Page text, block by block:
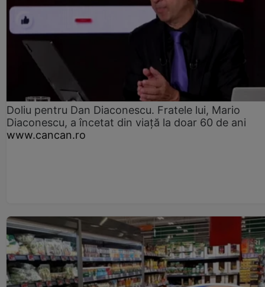
Doliu pentru Dan Diaconescu. Fratele lui, Mario
Diaconescu, a încetat din viață la doar 60 de ani
www.cancan.ro